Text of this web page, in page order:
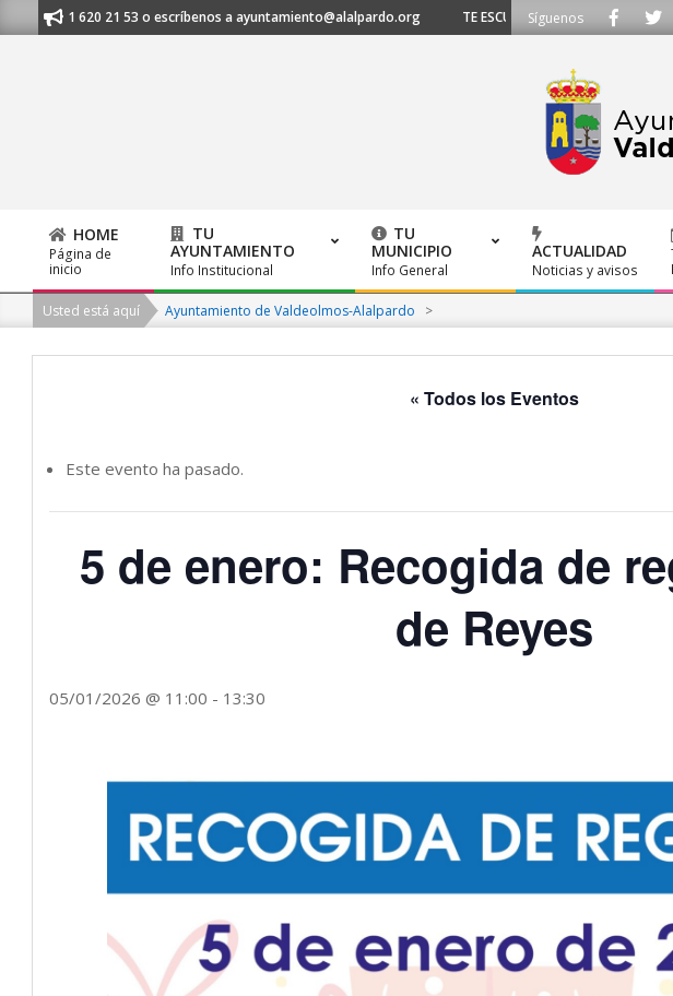
to
al 91 620 21 53 o escríbenos a ayuntamiento@alalpardo.org TE ESCUCHAMOS - Llámanos al 91
Síguenos
Primary
Navigation
Menu
HOME
Página de
inicio
TU
AYUNTAMIENTO
Info Institucional
TU
MUNICIPIO
Info General
ACTUALIDAD
Noticias y avisos
Usted está aquí Ayuntamiento de Valdeolmos-Alalpardo >
« Todos los Eventos
Este evento ha pasado.
5 de enero: Recogida de
de Reyes
05/01/2026 @ 11:00 - 13:30